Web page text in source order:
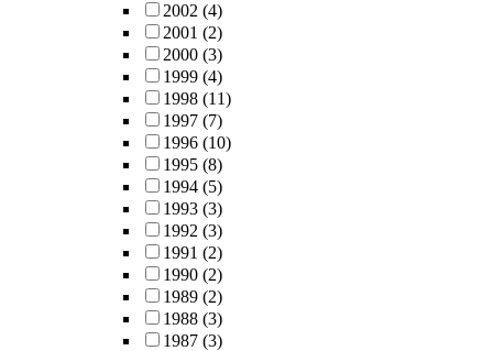
2002 (4)
2001 (2)
2000 (3)
1999 (4)
1998 (11)
1997 (7)
1996 (10)
1995 (8)
1994 (5)
1993 (3)
1992 (3)
1991 (2)
1990 (2)
1989 (2)
1988 (3)
1987 (3)